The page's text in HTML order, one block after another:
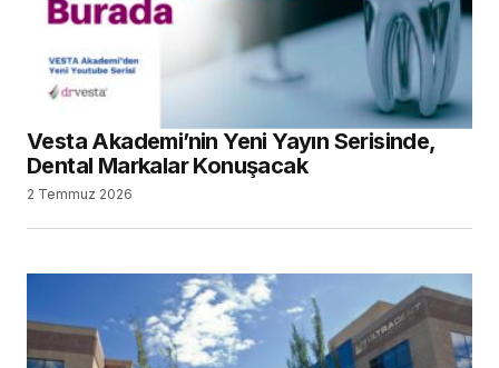
Vesta Akademi’nin Yeni Yayın Serisinde,
Dental Markalar Konuşacak
2 Temmuz 2026